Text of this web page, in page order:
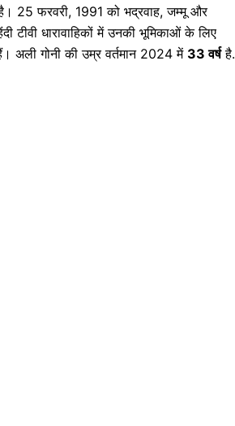
25 फरवरी, 1991 को भद्रवाह, जम्मू और
टीवी धारावाहिकों में उनकी भूमिकाओं के लिए
अली गोनी की उम्र वर्तमान 2024 में 33 वर्षहै.